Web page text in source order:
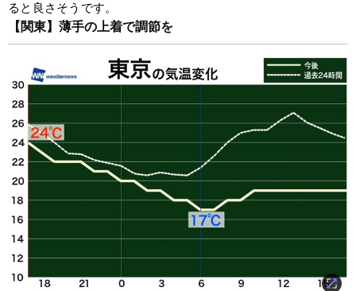
ると良さそうです。
【関東】薄手の上着で調節を